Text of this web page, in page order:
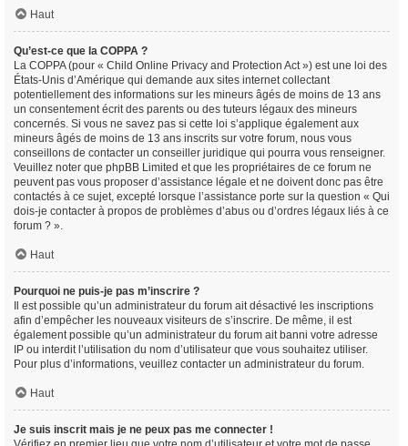
Haut
Qu’est-ce que la COPPA ?
La COPPA (pour « Child Online Privacy and Protection Act ») est une loi des
États-Unis d’Amérique qui demande aux sites internet collectant
potentiellement des informations sur les mineurs âgés de moins de 13 ans
un consentement écrit des parents ou des tuteurs légaux des mineurs
concernés. Si vous ne savez pas si cette loi s’applique également aux
mineurs âgés de moins de 13 ans inscrits sur votre forum, nous vous
conseillons de contacter un conseiller juridique qui pourra vous renseigner.
Veuillez noter que phpBB Limited et que les propriétaires de ce forum ne
peuvent pas vous proposer d’assistance légale et ne doivent donc pas être
contactés à ce sujet, excepté lorsque l’assistance porte sur la question « Qui
dois-je contacter à propos de problèmes d’abus ou d’ordres légaux liés à ce
forum ? ».
Haut
Pourquoi ne puis-je pas m’inscrire ?
Il est possible qu’un administrateur du forum ait désactivé les inscriptions
afin d’empêcher les nouveaux visiteurs de s’inscrire. De même, il est
également possible qu’un administrateur du forum ait banni votre adresse
IP ou interdit l’utilisation du nom d’utilisateur que vous souhaitez utiliser.
Pour plus d’informations, veuillez contacter un administrateur du forum.
Haut
Je suis inscrit mais je ne peux pas me connecter !